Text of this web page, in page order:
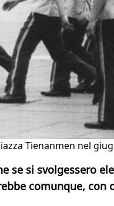
Tienanmen nel
se si svolgessero
comunque, con